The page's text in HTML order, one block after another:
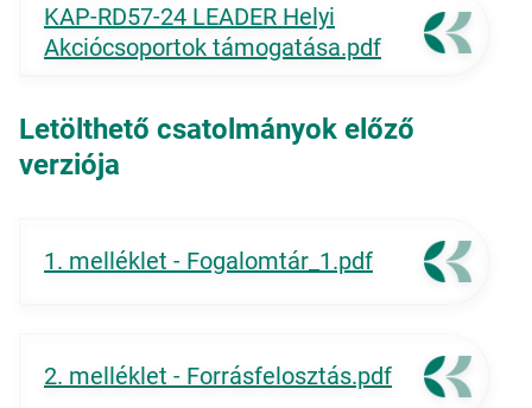
KAP-RD57-24 LEADER Helyi
Akciócsoportok támogatása.pdf
Letölthető csatolmányok előző
verziója
1. melléklet - Fogalomtár_1.pdf
2. melléklet - Forrásfelosztás.pdf